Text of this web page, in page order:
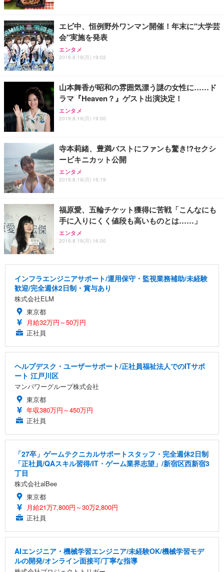
エビ中、恒例野外ワンマン開催！年末に"大学芸
会"実施を発表
エンタメ
2019.8.19(月) 19:02
山本舞香が昭和の雰囲気漂う謎の女性に……ド
ラマ『Heaven？』ゲスト出演決定！
エンタメ
2019.8.19(月) 19:00
寺本莉緒、豊満バストにファンも驚き!?セクシ
ービキニカット公開
エンタメ
2019.8.19(月) 16:19
福原愛、五輪チケット獲得に苦戦「こんなにも
手に入りにくく値段も高いものとは……」
エンタメ
2019.8.19(月) 16:00
インフラエンジニアサポート/運用保守・監視業務補助/未経験
歓迎/完全週休2日制・賞与あり
株式会社ELM
東京都
月給32万円～50万円
正社員
ヘルプデスク・ユーザーサポート/正社員福祉法人でのITサポ
ート 江戸川区
マンパワーグループ株式会社
東京都
年収380万円～450万円
正社員
「27卒」ゲームテクニカルサポートスタッフ・完全週休2日制
「正社員/QAスキル習得/IT・ゲーム業界志望」/新宿区西新宿3
丁目
株式会社alBee
東京都
月給21万7,800円～30万2,800円
正社員
AIエンジニア・機械学習エンジニア/未経験OK/機械学習モデ
ルの開発/オンライン面接可/丁寧な指導